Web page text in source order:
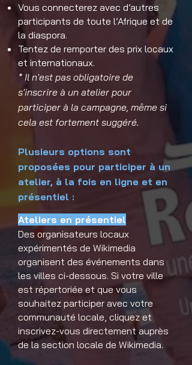
Vous connecterez avec d’autres
participants de toute l’Afrique et de
la diaspora.
Tentez de remporter des prix locaux
et internationaux. ​
* Il n'est pas obligatoire de
s'inscrire à un atelier pour
participer à la campagne, même si
cela est fortement suggéré.
Plusieurs options sont
proposées pour participer à un
atelier, à la fois en ligne et en
présentiel :
Ateliers en présentiel
Des organisateurs locaux
expérimentés de Wikimedia
organisent des événements dans
les villes ci-dessous. Si votre ville
est répertoriée et que vous
souhaitez participer avec votre
communauté locale, cliquez et
inscrivez-vous directement auprès
de la section locale de Wikimedia.